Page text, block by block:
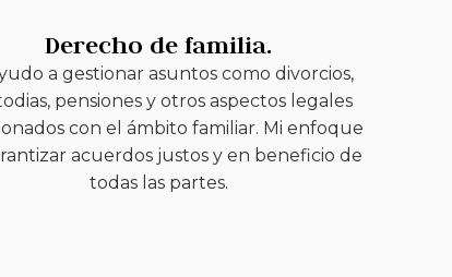
Derecho de familia.
a gestionar asuntos como divorcios,
pensiones y otros aspectos legales
con el ámbito familiar. Mi enfoque
acuerdos justos y en beneficio de
todas las partes.